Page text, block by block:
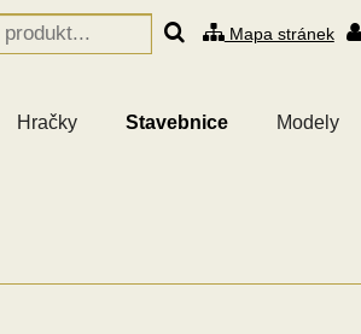
Mapa stránek
Hračky Stavebnice Modely